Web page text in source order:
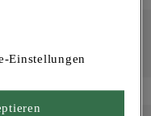
Einstellungen